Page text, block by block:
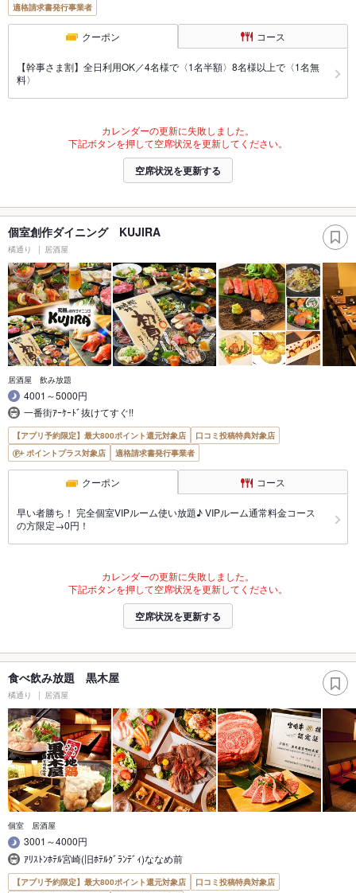
適格請求書発行事業者
クーポン コース
【幹事さま割】全日利用OK／4名様で〈1名半額〉8名様以上で〈1名無
料〉
カレンダーの更新に失敗しました。
下記ボタンを押して空席状況を更新してください。
空席状況を更新する
個室創作ダイニング KUJIRA
橘通り 居酒屋
居酒屋 飲み放題
4001～5000円
一番街ｱｰｹｰﾄﾞ抜けてすぐ!!
【アプリ予約限定】最大800ポイント還元対象店
口コミ投稿特典対象店
ポイントプラス対象店
適格請求書発行事業者
クーポン コース
早い者勝ち！ 完全個室VIPルーム使い放題♪ VIPルーム通常料金コース
の方限定→0円！
カレンダーの更新に失敗しました。
下記ボタンを押して空席状況を更新してください。
空席状況を更新する
食べ飲み放題 黒木屋
橘通り 居酒屋
個室 居酒屋
3001～4000円
ｱﾘｽﾄﾝﾎﾃﾙ宮崎(旧ﾎﾃﾙｸﾞﾗﾝﾃﾞｨ)ななめ前
【アプリ予約限定】最大800ポイント還元対象店
口コミ投稿特典対象店